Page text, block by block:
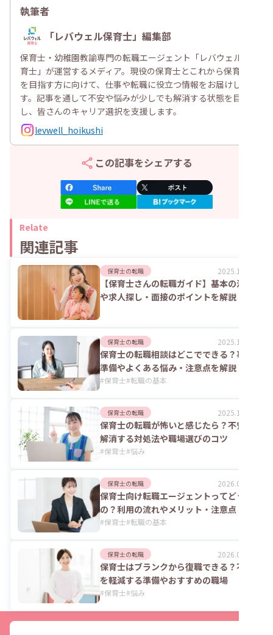
執筆者
「レバウェル保育士」編集部
保育士・幼稚園教諭専門の転職エージェント「レバウェル保
育士」が運営するメディア。現役の保育士とこれから保育士
を目指す方に向けて、仕事や転職に役立つ情報をお届けしま
す。記事を通して不安や悩みが少しでも解消する状態を目指
し、皆さんのキャリア選択を支援します。
levwell_hoikushi
この記事をシェアする
Relate
関連記事
保育士の転職 2025.10.06
【保育士さんの転職ガイド】基本の流れ
や求人探し・面接のポイントを解説！
保育士の転職 2025.10.07
保育士の転職相談はどこでできる？事前
準備やよくある悩み・注意点を解説
#保育士#転職の基本
保育士の転職 2025.12.19
保育士の転職が怖いと感じたら？不安を
解消する対処法や職場選びのコツ
#保育士#悩み
保育士の転職 2026.08.06
保育士向け転職エージェントってどうな
の？利用の流れやメリット・注意点
#保育士#転職の基本
保育士の転職 2026.08.06
保育士はブランクから復職できる？不安
を軽減する準備やおすすめの職場
#保育士#悩み